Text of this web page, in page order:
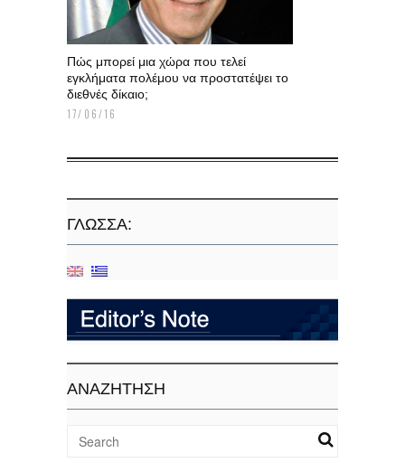
Πώς μπορεί μια χώρα που τελεί
εγκλήματα πολέμου να προστατέψει το
διεθνές δίκαιο;
17/06/16
ΓΛΏΣΣΑ:
ΑΝΑΖΗΤΗΣΗ